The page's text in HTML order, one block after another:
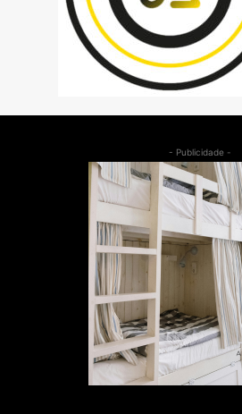
- Publicidade -